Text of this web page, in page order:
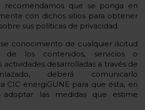
recomendamos que se ponga en
con dichos sitios para obtener
sus políticas de privacidad.
conocimiento de cualquier ilicitud
de los contenidos, servicios o
actividades desarrolladas a través de
deberá comunicarlo
CIC energiGUNE para que ésta, en
adoptar las medidas que estime